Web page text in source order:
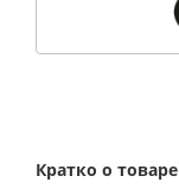
Кратко о товаре